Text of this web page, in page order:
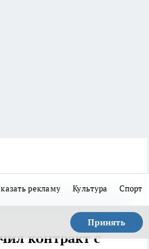
рекламу Культура Спорт
Принять
контракт с